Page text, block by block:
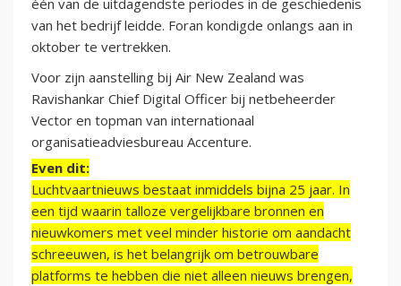
één van de uitdagendste periodes in de geschiedenis
van het bedrijf leidde. Foran kondigde onlangs aan in
oktober te vertrekken.
Voor zijn aanstelling bij Air New Zealand was
Ravishankar Chief Digital Officer bij netbeheerder
Vector en topman van internationaal
organisatieadviesbureau Accenture.
Even dit:
Luchtvaartnieuws bestaat inmiddels bijna 25 jaar. In
een tijd waarin talloze vergelijkbare bronnen en
nieuwkomers met veel minder historie om aandacht
schreeuwen, is het belangrijk om betrouwbare
platforms te hebben die niet alleen nieuws brengen,